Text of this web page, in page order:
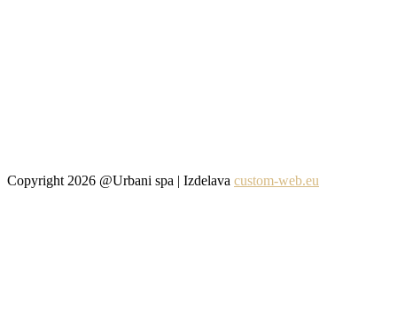
Copyright 2026 @Urbani spa | Izdelava custom-web.eu